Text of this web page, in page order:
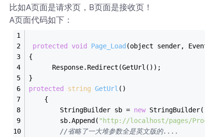
比如A页面是请求页，B页面是接收页！
A页面代码如下：
protected void Page_Load (object sender,
{
      Response.Redirect(GetUrl());
}
protected
string GetUrl ()
    {
        StringBuilder sb =
new StringBuilder();
        sb.Append(
"http://localhost/pages/
//省略了一大堆参数全是英文版的....